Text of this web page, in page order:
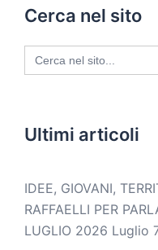
Cerca nel sito
Search
for:
Ultimi articoli
IDEE, GIOVANI,
RAFFAELLI PER
LUGLIO 2026 Luglio